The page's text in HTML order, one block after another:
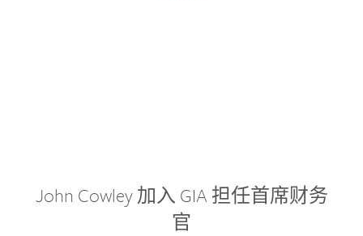
John Cowley 加入 GIA 担任首席财务
官